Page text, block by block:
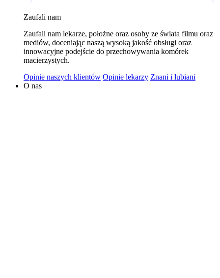
siedzibą w Warszawie. Niezależnymi administratorami
danych mogą być także nasi partnerzy. Informacje na
temat wykorzystywanych plików cookies i przetwarzania
znajduje się wPolityce Prywatności.
Zaufali nam
Zaufali nam lekarze, położne oraz osoby ze świata filmu oraz
mediów, doceniając naszą wysoką jakość obsługi oraz
innowacyjne podejście do przechowywania komórek
macierzystych.
Opinie naszych klientów Opinie lekarzy Znani i lubiani
O nas